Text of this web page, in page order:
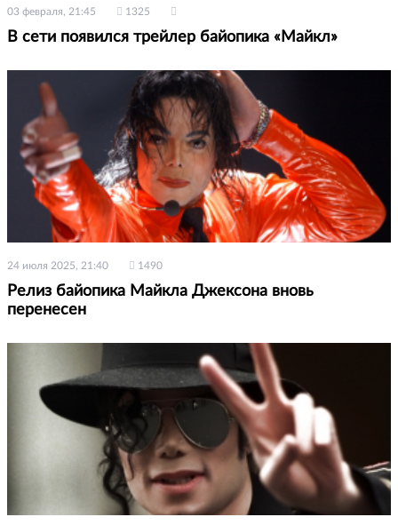
03 февраля, 21:45 1325
В сети появился трейлер байопика «Майкл»
24 июля 2025, 21:40 1490
Релиз байопика Майкла Джексона вновь
перенесен